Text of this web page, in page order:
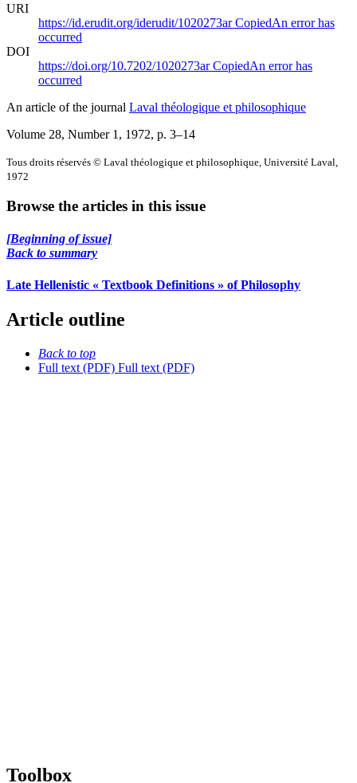
URI
https://id.erudit.org/iderudit/1020273arCopiedAn error has
occurred
DOI
https://doi.org/10.7202/1020273arCopiedAn error has
occurred
An article of the journal Laval théologique et philosophique
Volume 28, Number 1, 1972, p. 3–14
Tous droits réservés © Laval théologique et philosophique, Université Laval,
1972
Browse the articles in this issue
[Beginning of issue]
Back to summary
Late Hellenistic « Textbook Definitions » of Philosophy
Article outline
Back to top
Full text (PDF) Full text (PDF)
Toolbox